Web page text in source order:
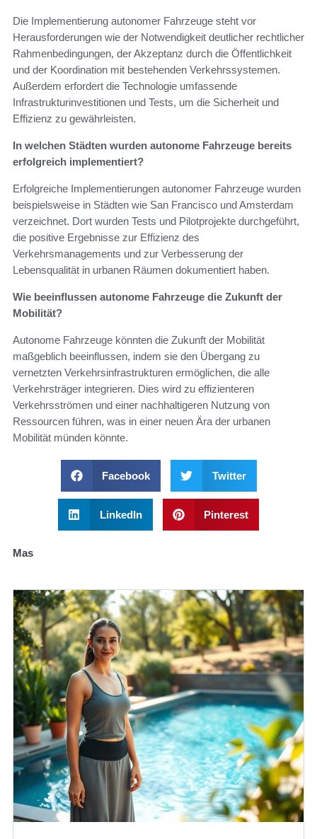
Die Implementierung autonomer Fahrzeuge steht vor
Herausforderungen wie der Notwendigkeit deutlicher rechtlicher
Rahmenbedingungen, der Akzeptanz durch die Öffentlichkeit
und der Koordination mit bestehenden Verkehrssystemen.
Außerdem erfordert die Technologie umfassende
Infrastrukturinvestitionen und Tests, um die Sicherheit und
Effizienz zu gewährleisten.
In welchen Städten wurden autonome Fahrzeuge bereits
erfolgreich implementiert?
Erfolgreiche Implementierungen autonomer Fahrzeuge wurden
beispielsweise in Städten wie San Francisco und Amsterdam
verzeichnet. Dort wurden Tests und Pilotprojekte durchgeführt,
die positive Ergebnisse zur Effizienz des
Verkehrsmanagements und zur Verbesserung der
Lebensqualität in urbanen Räumen dokumentiert haben.
Wie beeinflussen autonome Fahrzeuge die Zukunft der
Mobilität?
Autonome Fahrzeuge könnten die Zukunft der Mobilität
maßgeblich beeinflussen, indem sie den Übergang zu
vernetzten Verkehrsinfrastrukturen ermöglichen, die alle
Verkehrsträger integrieren. Dies wird zu effizienteren
Verkehrsströmen und einer nachhaltigeren Nutzung von
Ressourcen führen, was in einer neuen Ära der urbanen
Mobilität münden könnte.
Facebook Twitter
LinkedIn Pinterest
Mas